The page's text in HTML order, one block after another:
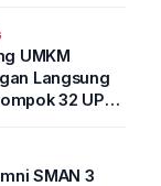
UMKM
Langsung
32 UPN
SMAN 3